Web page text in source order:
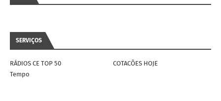
SERVIÇOS
RÁDIOS CE TOP 50
COTACÕES HOJE
Tempo